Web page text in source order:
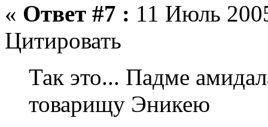
« Ответ #7 : 11 Июль
Цитировать
Так это... Падме
товарищу Эникею